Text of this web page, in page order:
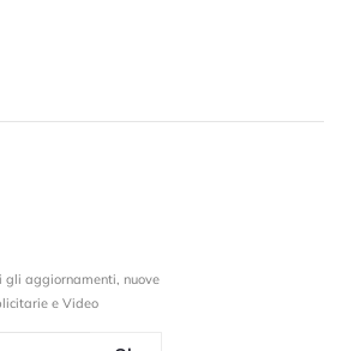
gli aggiornamenti, nuove
e Video